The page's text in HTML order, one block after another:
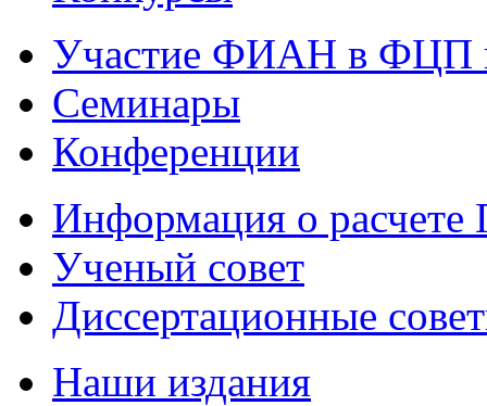
Участие ФИАН в ФЦП
Семинары
Конференции
Информация о
Ученый совет
Диссертационные
Наши издания